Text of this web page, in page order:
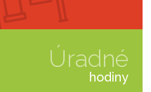
Úradné
hodiny